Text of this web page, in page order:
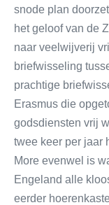
snode plan
het geloof van de
naar veelwijverij
briefwisseling
prachtige
Erasmus die
godsdiensten vrij
twee keer per jaar
More evenwel is
Engeland alle
eerder